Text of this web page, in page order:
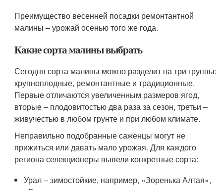
Преимущество весенней посадки ремонтантной
малины – урожай осенью того же года.
Какие сорта малины выбрать
Сегодня сорта малины можно разделит на три группы:
крупноплодные, ремонтантные и традиционные.
Первые отличаются увеличенным размеров ягод,
вторые – плодовитостью два раза за сезон, третьи –
живучестью в любом грунте и при любом климате.
Неправильно подобранные саженцы могут не
прижиться или давать мало урожая. Для каждого
региона селекционеры вывели конкретные сорта:
Урал – зимостойкие, например, «Зоренька Алтая»,